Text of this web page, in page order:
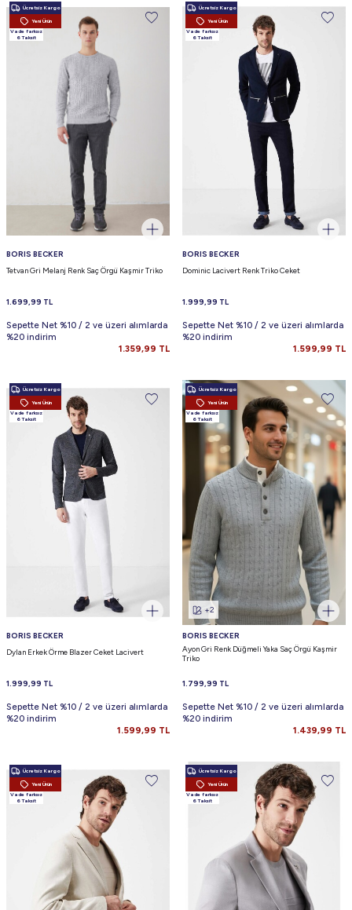
Ücretsiz Kargo
Yeni Ürün
Vade farksız
6 Taksit
BORIS BECKER
Tetvan Gri Melanj Renk Saç Örgü Kaşmir Triko
1.699,99 TL
Sepette Net %10 / 2 ve üzeri alımlarda
%20 indirim
1.359,99 TL
Ücretsiz Kargo
Yeni Ürün
Vade farksız
6 Taksit
BORIS BECKER
Dominic Lacivert Renk Triko Ceket
1.999,99 TL
Sepette Net %10 / 2 ve üzeri alımlarda
%20 indirim
1.599,99 TL
Ücretsiz Kargo
Yeni Ürün
Vade farksız
6 Taksit
BORIS BECKER
Dylan Erkek Örme Blazer Ceket Lacivert
1.999,99 TL
Sepette Net %10 / 2 ve üzeri alımlarda
%20 indirim
1.599,99 TL
Ücretsiz Kargo
Yeni Ürün
Vade farksız
6 Taksit
+2
BORIS BECKER
Ayon Gri Renk Düğmeli Yaka Saç Örgü Kaşmir
Triko
1.799,99 TL
Sepette Net %10 / 2 ve üzeri alımlarda
%20 indirim
1.439,99 TL
Ücretsiz Kargo
Yeni Ürün
Vade farksız
6 Taksit
Ücretsiz Kargo
Yeni Ürün
Vade farksız
6 Taksit